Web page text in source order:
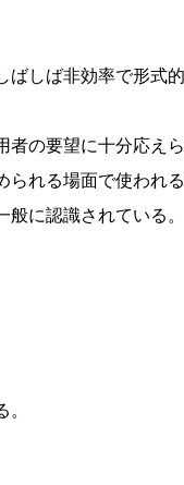
しば非効率で形式
の要望に十分応え
れる場面で使われる
に認識されている。